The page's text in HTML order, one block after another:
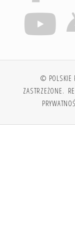
© POLSKIE
ZASTRZEŻONE.